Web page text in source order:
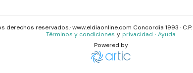
derechos reservados.· www.eldiaonline.com Concordia 1993 · C.P.
Términos y condiciones y privacidad · Ayuda
Powered by